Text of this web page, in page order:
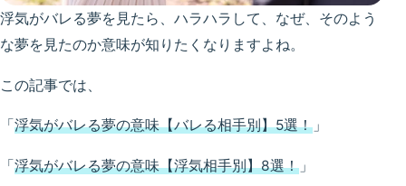
浮気がバレる夢を見たら、ハラハラして、なぜ、そのよう
な夢を見たのか意味が知りたくなりますよね。
この記事では、
「 浮気がバレる夢の意味【バレる相手別】5選！ 」
「浮気がバレる夢の意味【浮気相手別】8選！ 」